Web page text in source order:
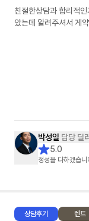
친절한상담과 합리적
았는데 알려주셔서 게
박성일 담당 딜
5.0
정성을 다하겠습니
상담후기 렌트